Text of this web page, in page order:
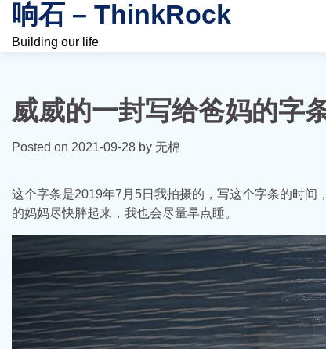
Skip
content
响石 – ThinkRock
Building our life
威威的一封写给爸妈的字
Posted on 2021-09-28 by 无棉
这个字条是2019年7月5日我拍摄的，写这个字条的时
的妈妈尽快胖起来，我也会尽量早点睡。